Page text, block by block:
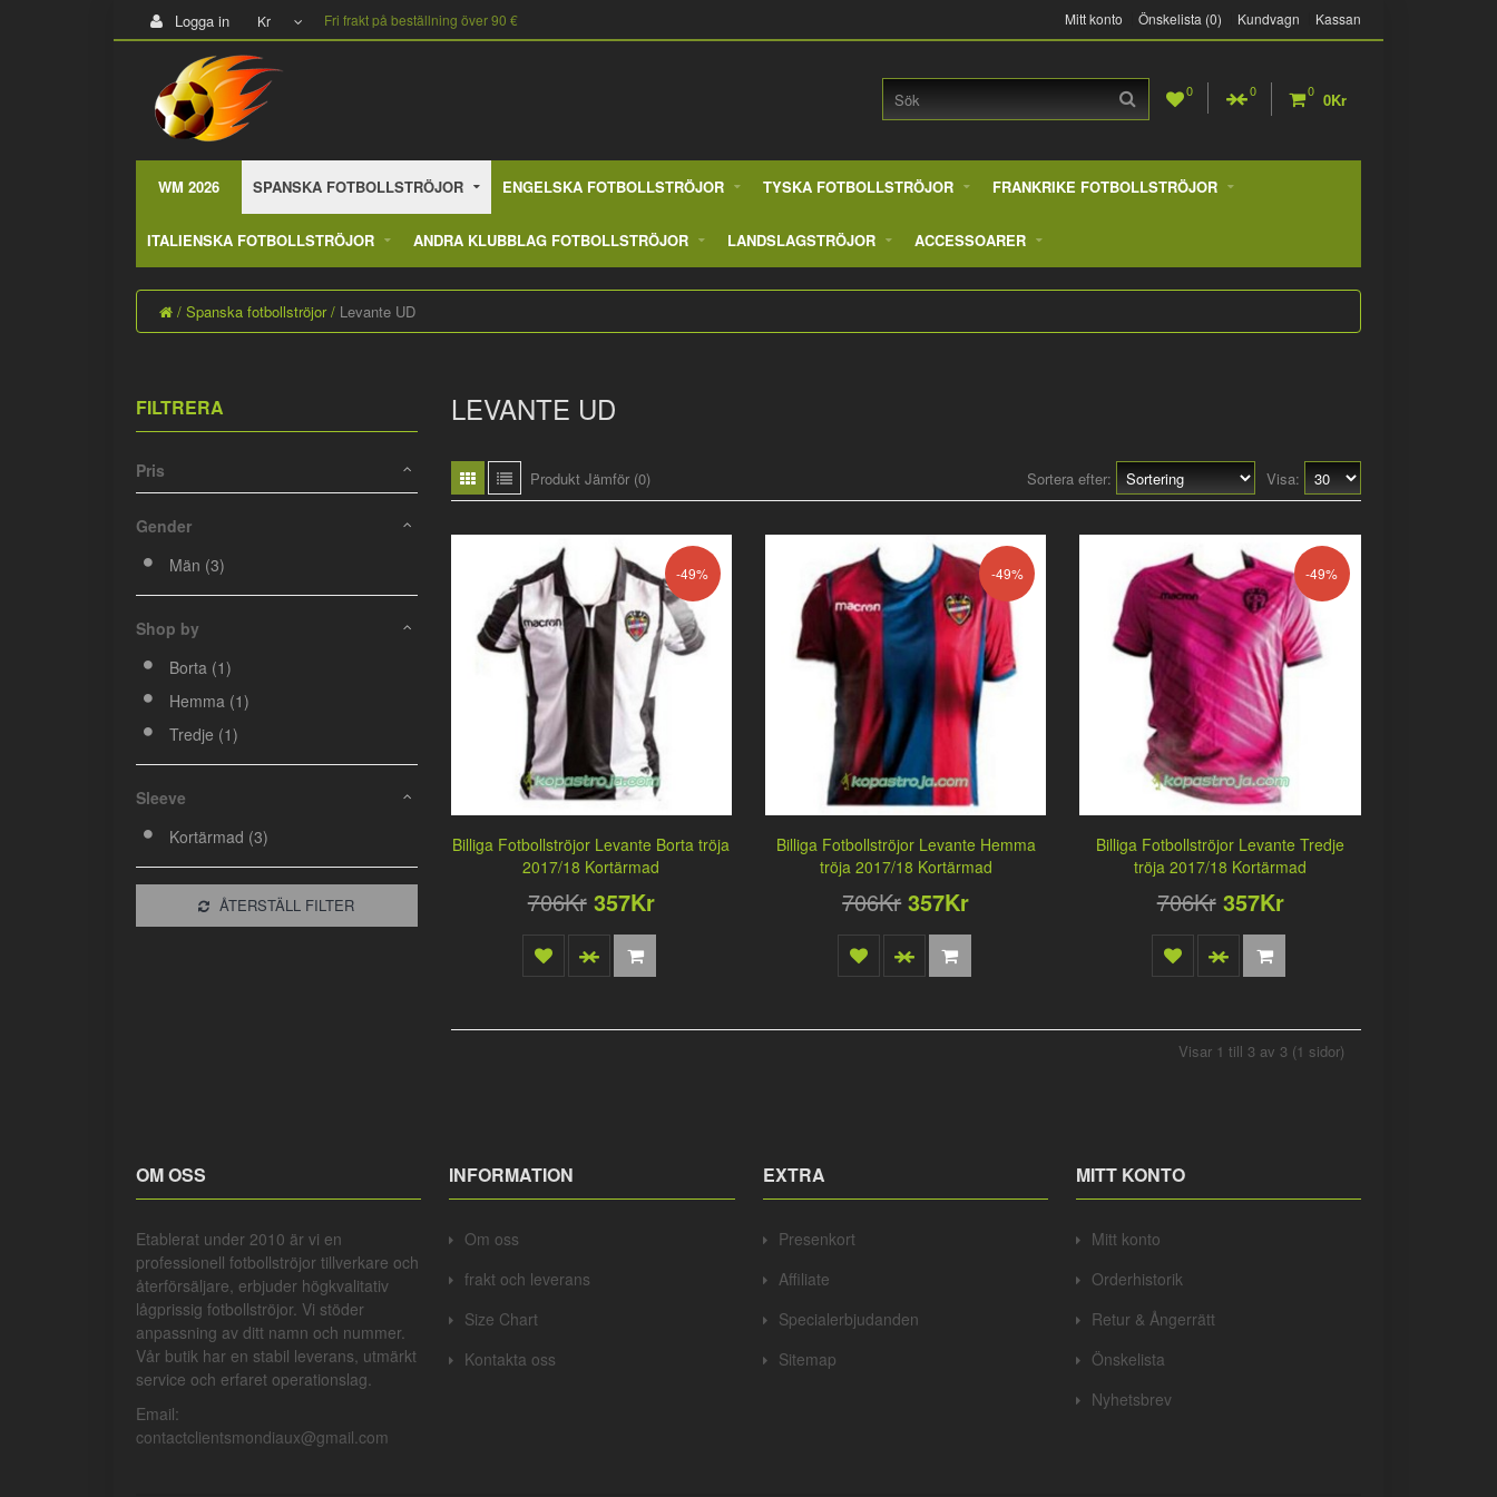
Logga in Kr Fri frakt på beställning över 90 € Mitt konto Önskelista (0) Kundvagn Kassan
0 0 0 0Kr
WM 2026 SPANSKA FOTBOLLSTRÖJOR ENGELSKA FOTBOLLSTRÖJOR TYSKA FOTBOLLSTRÖJOR FRANKRIKE FOTBOLLSTRÖJOR
ITALIENSKA FOTBOLLSTRÖJOR ANDRA KLUBBLAG FOTBOLLSTRÖJOR LANDSLAGSTRÖJOR ACCESSOARER
Spanska fotbollströjor Levante UD
FILTRERA
Pris
Gender
Män (3)
Shop by
Borta (1)
Hemma (1)
Tredje (1)
Sleeve
Kortärmad (3)
ÅTERSTÄLL FILTER
LEVANTE UD
Visa:
Sortera efter:
Produkt Jämför (0)
-49%
Billiga Fotbollströjor Levante Borta tröja
2017/18 Kortärmad
706Kr 357Kr
-49%
Billiga Fotbollströjor Levante Hemma
tröja 2017/18 Kortärmad
706Kr 357Kr
-49%
Billiga Fotbollströjor Levante Tredje
tröja 2017/18 Kortärmad
706Kr 357Kr
Visar 1 till 3 av 3 (1 sidor)
OM OSS
Etablerat under 2010 är vi en
professionell fotbollströjor tillverkare och
återförsäljare, erbjuder högkvalitativ
lågprissig fotbollströjor. Vi stöder
anpassning av ditt namn och nummer.
Vår butik har en stabil leverans, utmärkt
service och erfaret operationslag.
Email:
contactclientsmondiaux@gmail.com
INFORMATION
Om oss
frakt och leverans
Size Chart
Kontakta oss
EXTRA
Presenkort
Affiliate
Specialerbjudanden
Sitemap
MITT KONTO
Mitt konto
Orderhistorik
Retur & Ångerrätt
Önskelista
Nyhetsbrev